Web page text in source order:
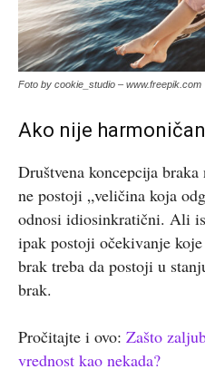
Foto by cookie_studio – www.freepik.com
Ako nije
Društvena koncepcija braka
ne postoji „veličina koja
odnosi idiosinkratični. Ali
ipak postoji očekivanje
brak treba da postoji u
brak.
Pročitajte i ovo: Zašto
vrednost kao nekada?